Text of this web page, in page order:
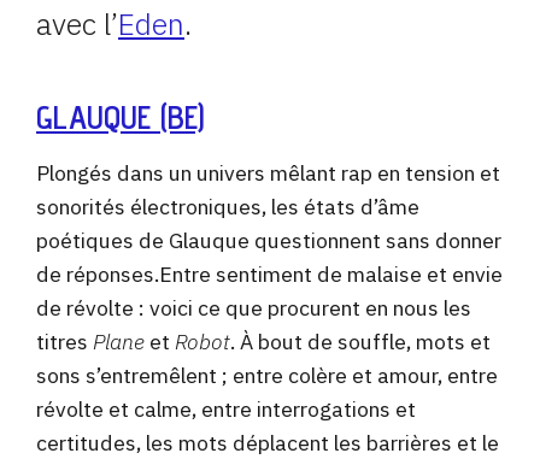
avec l’Eden.
GLAUQUE (BE)
Plongés dans un univers mêlant rap en tension et
sonorités électroniques, les états d’âme
poétiques de Glauque questionnent sans donner
de réponses.Entre sentiment de malaise et envie
de révolte : voici ce que procurent en nous les
titres Plane et Robot. À bout de souffle, mots et
sons s’entremêlent ; entre colère et amour, entre
révolte et calme, entre interrogations et
certitudes, les mots déplacent les barrières et le